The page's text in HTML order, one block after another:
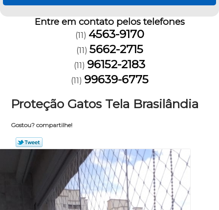
Entre em contato pelos telefones
(11) 4563-9170
(11) 5662-2715
(11) 96152-2183
(11) 99639-6775
Proteção Gatos Tela Brasilândia
Gostou? compartilhe!